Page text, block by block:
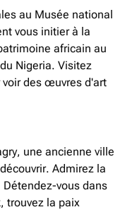
au Musée national
vous initier à la
africain au
Nigeria. Visitez
voir des œuvres d'art
une ancienne ville
Admirez la
vous dans
trouvez la paix